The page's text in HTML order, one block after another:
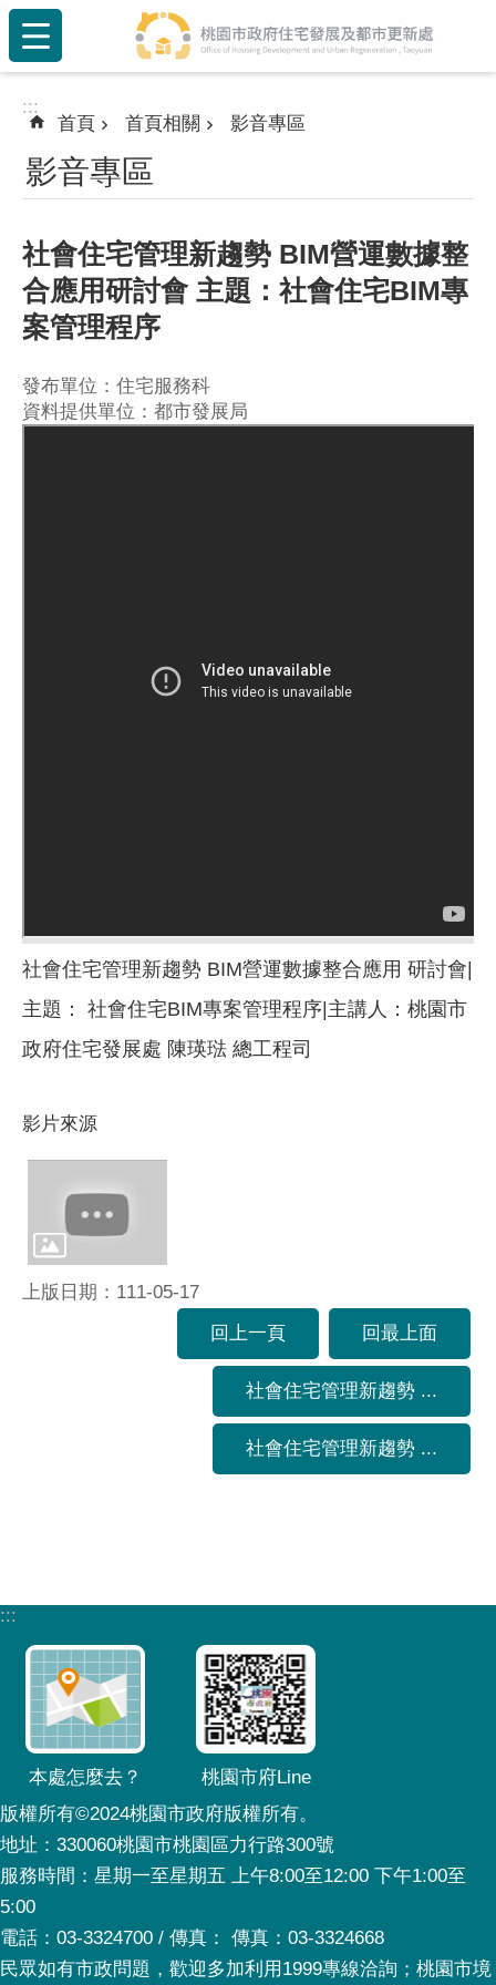
跳到主要內容區塊
:::
:::
首頁 首頁相關 影音專區
影音專區
社會住宅管理新趨勢 BIM營運數據整
合應用研討會 主題：社會住宅BIM專
案管理程序
發布單位：住宅服務科
資料提供單位：都市發展局
社會住宅管理新趨勢 BIM營運數據整合應用 研討會|
主題： 社會住宅BIM專案管理程序|主講人：桃園市
政府住宅發展處 陳瑛琺 總工程司
影片來源
上版日期：111-05-17
回上一頁
回最上面
社會住宅管理新趨勢 ...
社會住宅管理新趨勢 ...
:::
本處怎麼去？
桃園市府Line
版權所有©2024桃園市政府版權所有。
地址：330060桃園市桃園區力行路300號
服務時間：星期一至星期五 上午8:00至12:00 下午1:00至
5:00
電話：03-3324700 / 傳真： 傳真：03-3324668
民眾如有市政問題，歡迎多加利用1999專線洽詢；桃園市境